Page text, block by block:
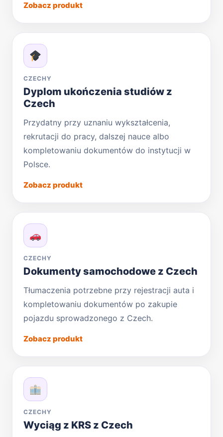
Zobacz produkt
CZECHY
Dyplom ukończenia studiów z
Czech
Przydatny przy uznaniu wykształcenia,
rekrutacji do pracy, dalszej nauce albo
kompletowaniu dokumentów do instytucji w
Polsce.
Zobacz produkt
CZECHY
Dokumenty samochodowe z Czech
Tłumaczenia potrzebne przy rejestracji auta i
kompletowaniu dokumentów po zakupie
pojazdu sprowadzonego z Czech.
Zobacz produkt
CZECHY
Wyciąg z KRS z Czech